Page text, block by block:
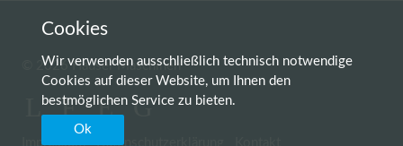
© 2026 Hauser Maschinen
Navigation überspringen
Impressum Datenschutzerklärung
Cookies
Wir verwenden ausschließlich technisch notwendige
Cookies auf dieser Website, um Ihnen den
bestmöglichen Service zu bieten.
Ok